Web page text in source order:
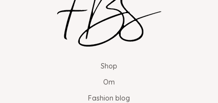
Shop
Om
Fashion blog